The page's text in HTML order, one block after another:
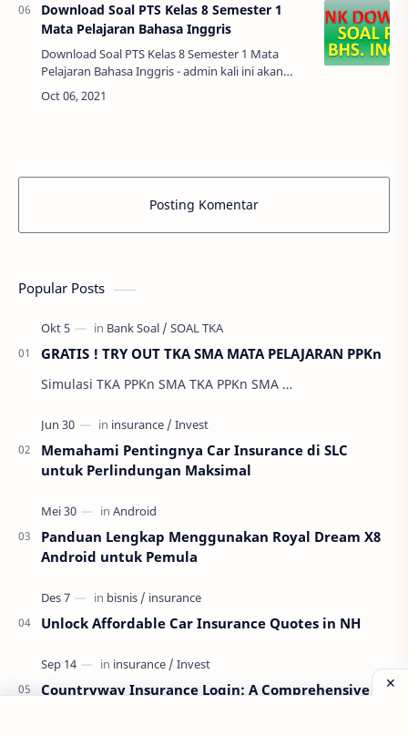
Download Soal PTS Kelas 8 Semester 1
Mata Pelajaran Bahasa Inggris
Download Soal PTS Kelas 8 Semester 1 Mata
Pelajaran Bahasa Inggris - admin kali ini akan
membagikan soal pts/uts mata pelajaran Bahasa
Inggris agar di download bapak ibu guru,…
Posting Komentar
Popular Posts
GRATIS ! TRY OUT TKA SMA MATA PELAJARAN PPKn
Simulasi TKA PPKn SMA TKA PPKn SMA …
Memahami Pentingnya Car Insurance di SLC
untuk Perlindungan Maksimal
Panduan Lengkap Menggunakan Royal Dream X8
Android untuk Pemula
Unlock Affordable Car Insurance Quotes in NH
Countryway Insurance Login: A Comprehensive